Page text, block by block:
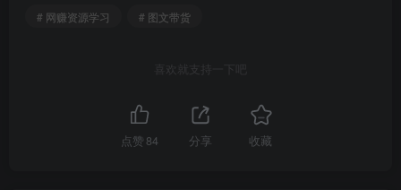
# 网赚资源学习
# 图文带货
喜欢就支持一下吧
点赞 84 分享 收藏